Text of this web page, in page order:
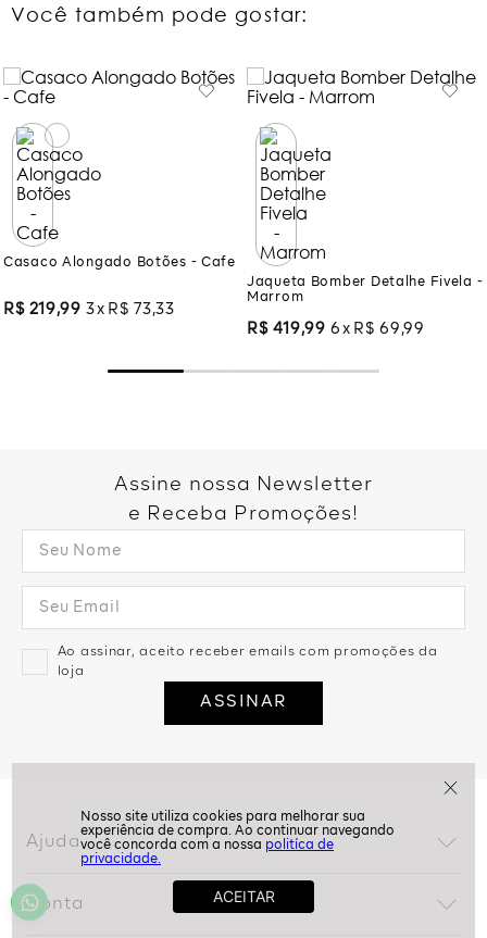
politíca de
privacidade.
Você também pode gostar:
Casaco Alongado Botões - Cafe
219
Jaqueta Bomber Detalhe Fivela -
Marrom
R$ 419,99
Assine nossa Newsletter